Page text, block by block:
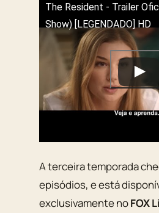
The Resident - Trailer
Show) [LEGENDADO] HD
A terceira temporada
episódios, e está
exclusivamente noFOX